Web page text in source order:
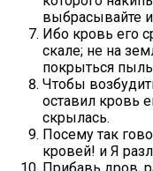
выбрасывайте
Ибо кровь его
скале; не на
покрыться
Чтобы
оставил кровь
скрылась.
Посему так
кровей! и Я